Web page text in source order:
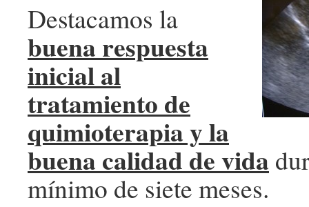
Destacamos la
buena respuesta
inicial al
tratamiento de
quimioterapia y la
buena calidad de vida
mínimo de siete meses.